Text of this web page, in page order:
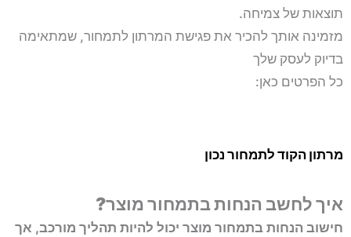
תוצאות של צמיחה.
מזמינה אותך להכיר את פגישת המרתון לתמחור, שמתאימה
בדיוק לעסק שלך
כל הפרטים כאן:
מרתון הקוד לתמחור נכון
איך לחשב הנחות בתמחור מוצר?
חישוב הנחות בתמחור מוצר יכול להיות תהליך מורכב, אך